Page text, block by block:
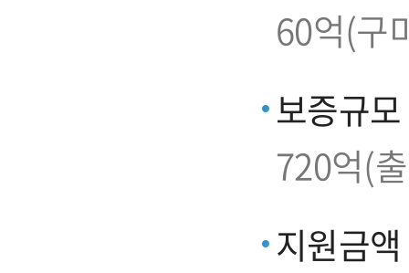
60억(구
보증규모
720억(
지원금액